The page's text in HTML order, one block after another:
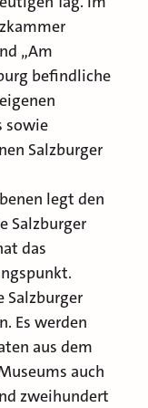
„Am
befindliche
sowie
Salzburger
legt den
Salzburger
das
Salzburger
Es werden
aus dem
auch
zweihundert